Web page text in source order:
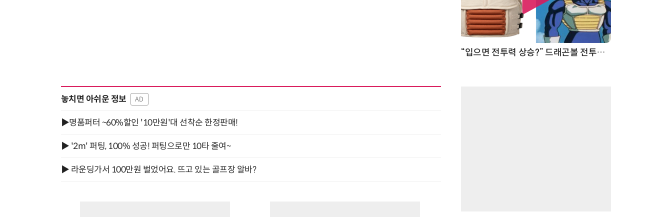
놓치면 아쉬운 정보 AD
▶명품퍼터 ~60%할인 '10만원'대 선착순 한정판매!
▶ '2m' 퍼팅, 100% 성공! 퍼팅으로만 10타 줄여~
▶ 라운딩가서 100만원 벌었어요. 뜨고 있는 골프장 알바?
“입으면 전투력 상승?” 드래곤볼 전투복 닮은 중량조끼